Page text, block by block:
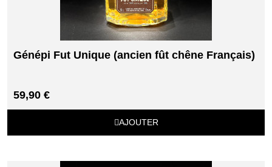
Génépi Fut Unique (ancien fût chêne Français)
59,90 €
AJOUTER